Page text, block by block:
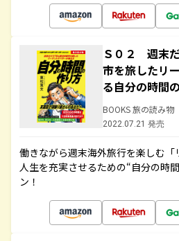
Ｓ０２ 週末
市を旅したリ
る自分の時間
BOOKS 旅の読み物
2022.07.21 発売
働きながら週末海外旅行を楽しむ「
人生を充実させるための“自分の時
ン！